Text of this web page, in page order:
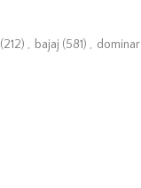
(212) , bajaj (581) , dominar